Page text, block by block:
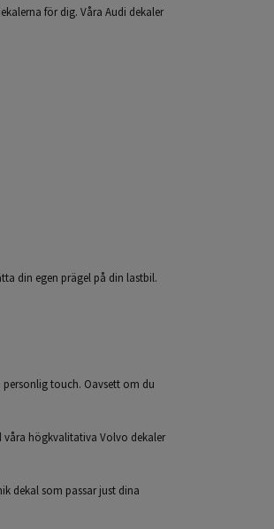
för dig. Våra Audi dekaler
din egen prägel på din lastbil.
touch. Oavsett om du
våra högkvalitativa Volvo dekaler
dekal som passar just dina